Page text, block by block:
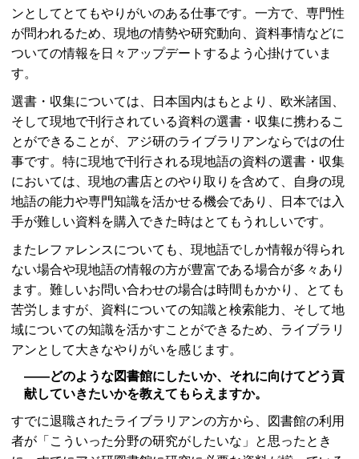
ンとしてとてもやりがいのある仕事です。一方で、専門性
が問われるため、現地の情勢や研究動向、資料事情などに
ついての情報を日々アップデートするよう心掛けていま
す。
選書・収集については、日本国内はもとより、欧米諸国、
そして現地で刊行されている資料の選書・収集に携わるこ
とができることが、アジ研のライブラリアンならではの仕
事です。特に現地で刊行される現地語の資料の選書・収集
においては、現地の書店とのやり取りを含めて、自身の現
地語の能力や専門知識を活かせる機会であり、日本では入
手が難しい資料を購入できた時はとてもうれしいです。
またレファレンスについても、現地語でしか情報が得られ
ない場合や現地語の情報の方が豊富である場合が多々あり
ます。難しいお問い合わせの場合は時間もかかり、とても
苦労しますが、資料についての知識と検索能力、そして地
域についての知識を活かすことができるため、ライブラリ
アンとして大きなやりがいを感じます。
――どのような図書館にしたいか、それに向けてどう貢
献していきたいかを教えてもらえますか。
すでに退職されたライブラリアンの方から、図書館の利用
者が「こういった分野の研究がしたいな」と思ったとき